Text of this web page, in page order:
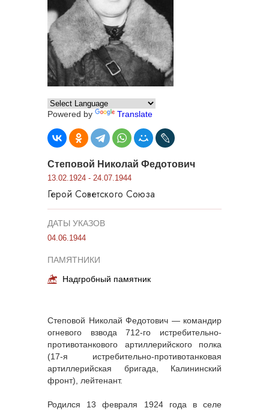
Powered by Translate
Степовой Николай Федотович
13.02.1924 - 24.07.1944
Герой Советского Союза
ДАТЫ УКАЗОВ
04.06.1944
ПАМЯТНИКИ
Надгробный памятник
Степовой Николай Федотович — командир
огневого взвода 712-го истребительно-
противотанкового артиллерийского полка
(17-я истребительно-противотанковая
артиллерийская бригада, Калининский
фронт), лейтенант.
Родился 13 февраля 1924 года в селе